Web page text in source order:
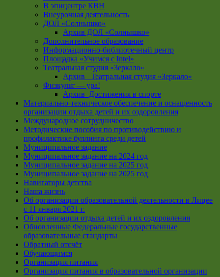
В эпицентре КВН
Внеурочная деятельность
ДОЛ «Солнышко»
Архив ДОЛ «Солнышко»
Дополнительное образование
Информационно-библиотечный центр
Площадка «Учимся с Intel»
Театральная студия «Зеркало»
Архив _Театральная студия «Зеркало»
Физкульт — ура!
Архив_Достижения в спорте
Материально-техническое обеспечение и оснащенность
организации отдыха детей и их оздоровления
Международное сотрудничество
Методические пособия по противодействию и
профилактике буллинга среди детей
Муниципальное задание
Муниципальное задание на 2024 год
Муниципальное задание на 2025 год
Муниципальное задание на 2025 год
Навигаторы детства
Наша жизнь
Об организации образовательной деятельности в Лицее
с 11 января 2021 г.
Об организации отдыха детей и их оздоровления
Обновленные Федеральные государственные
образовательные стандарты
Обратный отсчёт
Обучающимся
Организация питания
Организация питания в образовательной организации